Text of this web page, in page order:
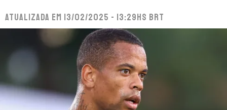
Atualizada em 13/02/2025 - 13:29hs BRT